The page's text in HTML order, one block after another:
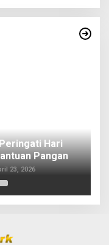
Hari
Pangan
23, 2026